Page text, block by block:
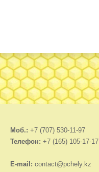
Моб.: +7 (707) 530-11-97
Телефон: +7 (165) 105-17-17
E-mail: contact@pchely.kz